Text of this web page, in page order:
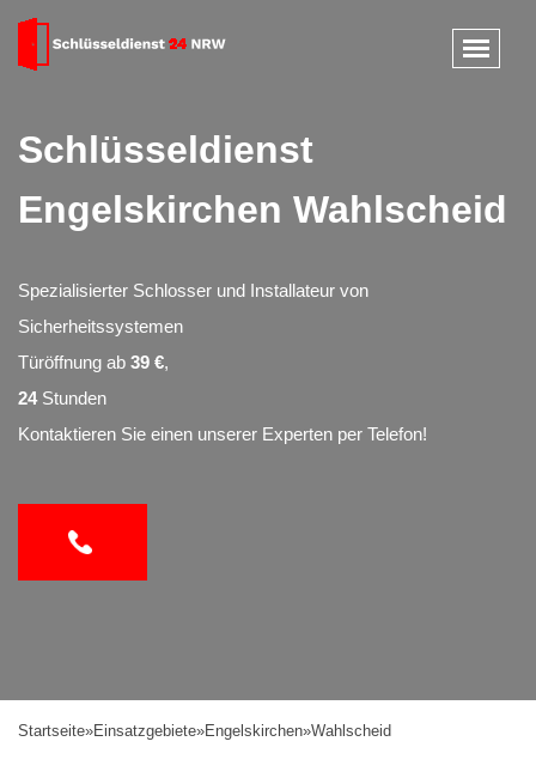
Schlüsseldienst
Engelskirchen Wahlscheid
Spezialisierter Schlosser und Installateur von
Sicherheitssystemen
Türöffnung ab 39 €,
24Stunden
Kontaktieren Sie einen unserer Experten per Telefon!
Startseite»Einsatzgebiete»Engelskirchen»Wahlscheid